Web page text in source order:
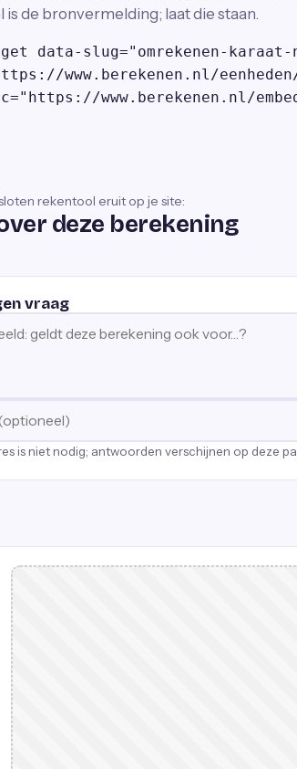
is de bronvermelding; laat die staan.
data-slug="omrekenen-
www.berekenen.nl/
www.berekenen.nl/
rekentool eruit op je site:
deze berekening
vraag
is niet nodig; antwoorden verschijnen op deze